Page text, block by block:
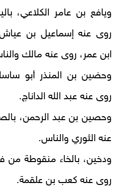
ويافع بن عامر الكلاعي،
ابن عمر، روى عنه مالك
وحضين بن المنذر أبو
روى عنه عبد الله الداناج.
وحصين بن عبد الرحمن،
عنه الثوري والناس.
ودخين، بالخاء منقوطة
روى عنه كعب بن علقمة.